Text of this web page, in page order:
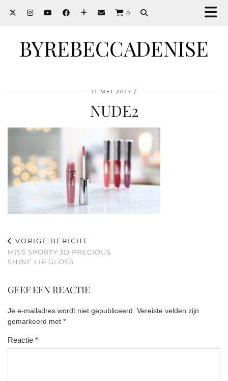
0
BYREBECCADENISE
11 MEI 2017
NUDE2
VORIGE BERICHT
MISS SPORTY 3D PRECIOUS
SHINE LIP GLOSS
GEEF EEN REACTIE
Je e-mailadres wordt niet gepubliceerd. Vereiste velden zijn
gemarkeerd met *
Reactie *